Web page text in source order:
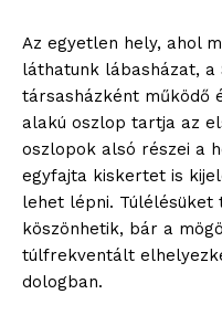
Az egyetlen hely, ahol
láthatunk lábasházat, a
társasházként működő
alakú oszlop tartja az
oszlopok alsó részei a
egyfajta kiskertet is
lehet lépni.
köszönhetik, bár a
túlfrekventált
dologban.